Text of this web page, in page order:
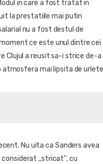
in care a fost tratat in
la prestatiile mai putin
nu a fost destul de
ce este unul dintre cei
Clujul a reusit sa-i strice de-a
atmosfera mai lipsita de urlete
Nu uita ca Sanders avea
considerat ,,stricat'', cu